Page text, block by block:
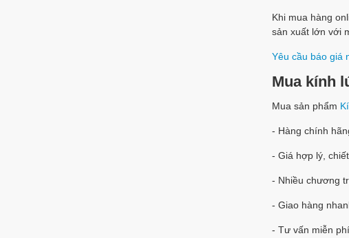
Khi mua hàng
sản xuất lớn với
Yêu cầu báo giá
Mua kính
Mua sản phẩm
- Hàng chính
- Giá hợp lý,
- Nhiều chương
- Giao hàng
- Tư vấn miễn